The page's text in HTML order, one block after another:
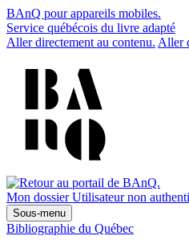
BAnQ pour appareils mobiles.
Service québécois du livre adapté
Aller directement au contenu. Aller
Mon dossier Utilisateur non
Sous-menu
Bibliographie du Québec